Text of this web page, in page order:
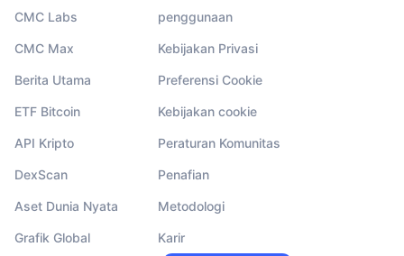
CMC Labs
CMC Max
Berita Utama
ETF Bitcoin
API Kripto
DexScan
Aset Dunia Nyata
Grafik Global
penggunaan
Kebijakan Privasi
Preferensi Cookie
Kebijakan cookie
Peraturan Komunitas
Penafian
Metodologi
Karir